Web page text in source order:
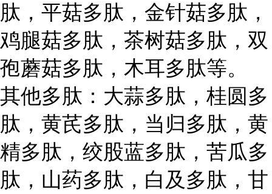
肽，平菇多肽，金针菇多肽，
鸡腿菇多肽，茶树菇多肽，双
孢蘑菇多肽，木耳多肽等。
其他多肽：大蒜多肽，桂圆多
肽，黄芪多肽，当归多肽，黄
精多肽，绞股蓝多肽，苦瓜多
肽，山药多肽，白及多肽，甘